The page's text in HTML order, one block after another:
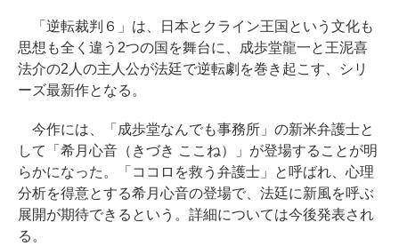
「逆転裁判６」は、日本とクライン王国という文化も
思想も全く違う2つの国を舞台に、成歩堂龍一と王泥喜
法介の2人の主人公が法廷で逆転劇を巻き起こす、シリ
ーズ最新作となる。
今作には、「成歩堂なんでも事務所」の新米弁護士と
して「希月心音（きづき ここね）」が登場することが明
らかになった。「ココロを救う弁護士」と呼ばれ、心理
分析を得意とする希月心音の登場で、法廷に新風を呼ぶ
展開が期待できるという。詳細については今後発表され
る。